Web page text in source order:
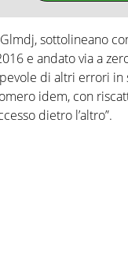
sottolineano
e andato via a
di altri errori in
idem, con
dietro l’altro”.